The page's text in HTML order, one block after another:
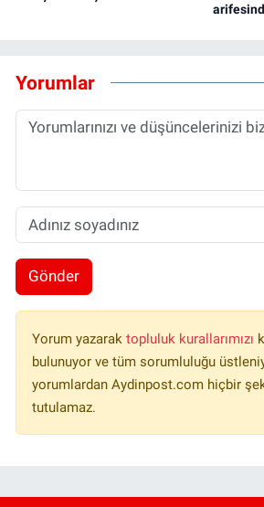
Yorumlar
Gönder
Yorum yazarak topluluk kurallarımızı
bulunuyor ve tüm sorumluluğu
yorumlardan Aydinpost.com hiçbir
tutulamaz.